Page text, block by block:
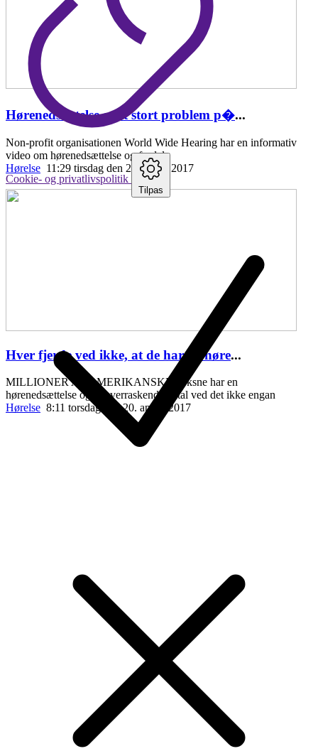
Hørenedsættelse er et stort problem p�...
Non-profit organisationen World Wide Hearing har en informativ
video om hørenedsættelse og fordele
Hørelse 11:29 tirsdag den 25. april , 2017
Hver fjerde ved ikke, at de har en høre...
MILLIONER AF AMERIKANSKE voksne har en
hørenedsættelse og et overraskende antal ved det ikke engan
Hørelse 8:11 torsdag den 20. april , 2017
Cookie- og privatlivspolitik
Tilpas